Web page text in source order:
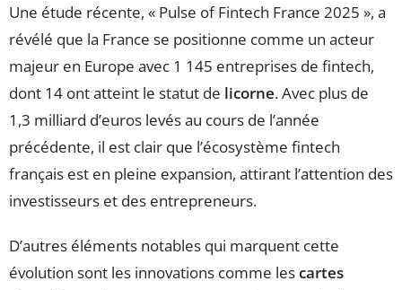
Une étude récente, « Pulse of Fintech France 2025 », a
révélé que la France se positionne comme un acteur
majeur en Europe avec 1 145 entreprises de fintech,
dont 14 ont atteint le statut de licorne. Avec plus de
1,3 milliard d’euros levés au cours de l’année
précédente, il est clair que l’écosystème fintech
français est en pleine expansion, attirant l’attention des
investisseurs et des entrepreneurs.
D’autres éléments notables qui marquent cette
évolution sont les innovations comme lescartes